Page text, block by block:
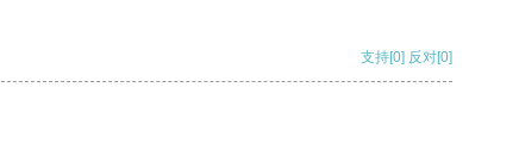
支持[0] 反对[0]